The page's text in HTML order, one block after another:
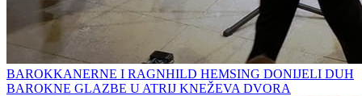
BAROKKANERNE I RAGNHILD HEMSING DONIJELI DUH
BAROKNE GLAZBE U ATRIJ KNEŽEVA DVORA